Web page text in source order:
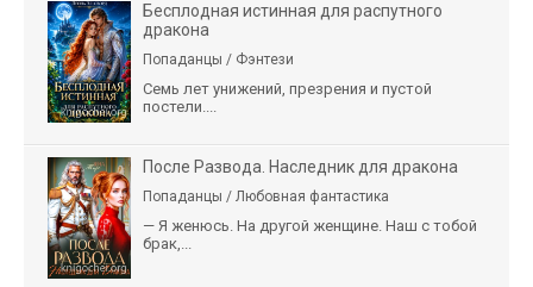
Бесплодная истинная для распутного
дракона
Попаданцы / Фэнтези
Семь лет унижений, презрения и пустой
постели....
После Развода. Наследник для дракона
Попаданцы / Любовная фантастика
— Я женюсь. На другой женщине. Наш с тобой
брак,...